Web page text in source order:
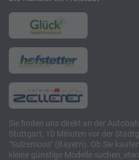
Sie finden uns direkt an der
Stuttgart, 10 Minuten vor der
"Sulzemoos" (Bayern). Ob Sie
kleine günstige Modelle suchen,